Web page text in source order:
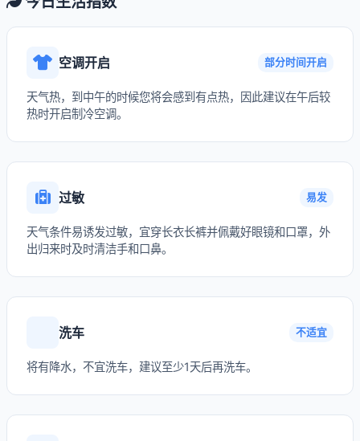
空调开启 部分时间开启
天气热，到中午的时候您将会感到有点热，因此建议在午后较
热时开启制冷空调。
过敏 易发
天气条件易诱发过敏，宜穿长衣长裤并佩戴好眼镜和口罩，外
出归来时及时清洁手和口鼻。
洗车 不适宜
将有降水，不宜洗车，建议至少1天后再洗车。